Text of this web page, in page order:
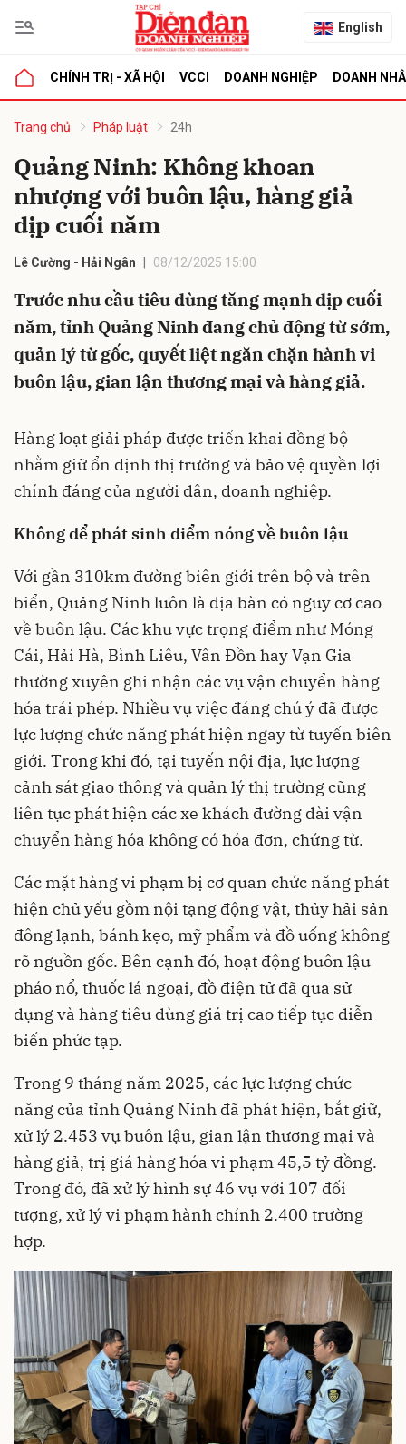
English
CHÍNH TRỊ - XÃ HỘI VCCI DOANH NGHIỆP DOANH
Trang chủ Pháp luật 24h
Quảng Ninh: Không khoan
nhượng với buôn lậu, hàng giả
dịp cuối năm
Lê Cường - Hải Ngân 08/12/2025 15:00
Trước nhu cầu tiêu dùng tăng mạnh dịp cuối
năm, tỉnh Quảng Ninh đang chủ động từ sớm,
quản lý từ gốc, quyết liệt ngăn chặn hành vi
buôn lậu, gian lận thương mại và hàng giả.
Hàng loạt giải pháp được triển khai đồng bộ
nhằm giữ ổn định thị trường và bảo vệ quyền lợi
chính đáng của người dân, doanh nghiệp.
Không để phát sinh điểm nóng về buôn lậu
Với gần 310km đường biên giới trên bộ và trên
biển, Quảng Ninh luôn là địa bàn có nguy cơ cao
về buôn lậu. Các khu vực trọng điểm như Móng
Cái, Hải Hà, Bình Liêu, Vân Đồn hay Vạn Gia
thường xuyên ghi nhận các vụ vận chuyển hàng
hóa trái phép. Nhiều vụ việc đáng chú ý đã được
lực lượng chức năng phát hiện ngay từ tuyến biên
giới. Trong khi đó, tại tuyến nội địa, lực lượng
cảnh sát giao thông và quản lý thị trường cũng
liên tục phát hiện các xe khách đường dài vận
chuyển hàng hóa không có hóa đơn, chứng từ.
Các mặt hàng vi phạm bị cơ quan chức năng phát
hiện chủ yếu gồm nội tạng động vật, thủy hải sản
đông lạnh, bánh kẹo, mỹ phẩm và đồ uống không
rõ nguồn gốc. Bên cạnh đó, hoạt động buôn lậu
pháo nổ, thuốc lá ngoại, đồ điện tử đã qua sử
dụng và hàng tiêu dùng giá trị cao tiếp tục diễn
biến phức tạp.
Trong 9 tháng năm 2025, các lực lượng chức
năng của tỉnh Quảng Ninh đã phát hiện, bắt giữ,
xử lý 2.453 vụ buôn lậu, gian lận thương mại và
hàng giả, trị giá hàng hóa vi phạm 45,5 tỷ đồng.
Trong đó, đã xử lý hình sự 46 vụ với 107 đối
tượng, xử lý vi phạm hành chính 2.400 trường
hợp.
luận
Hủy